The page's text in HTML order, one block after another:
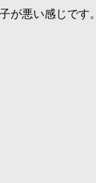
が悪い感じです。